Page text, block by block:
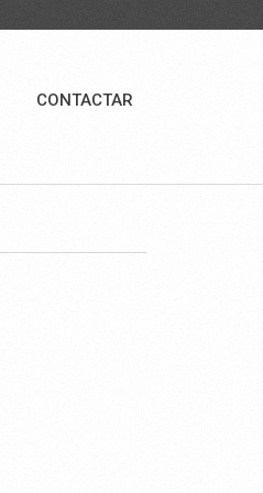
CONTACTAR